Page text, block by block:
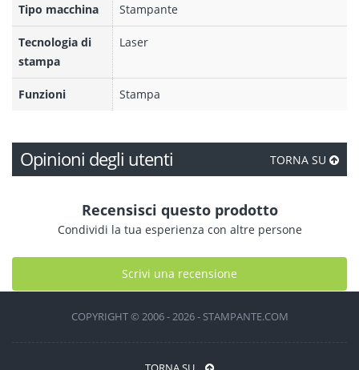
Tipo macchina Stampante
Tecnologia di
stampa
Laser
Funzioni Stampa
Opinioni degli utenti TORNA SU
Recensisci questo prodotto
Condividi la tua esperienza con altre persone
Scrivi una recensione
COPYRIGHT © 2006 - 2026 - STAMPANTE.COM